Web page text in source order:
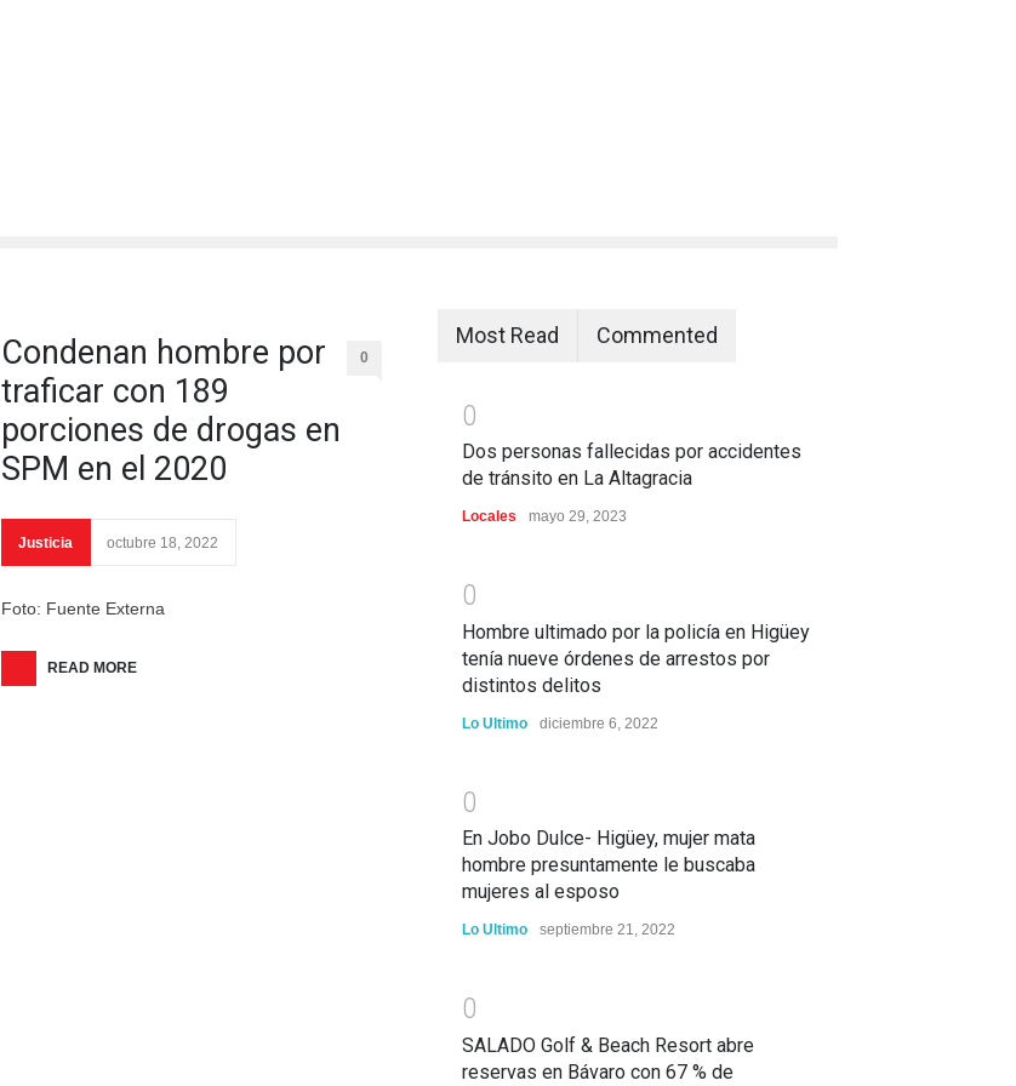
Condenan hombre por
traficar con 189
porciones de drogas en
SPM en el 2020
0
Justicia octubre 18, 2022
Foto: Fuente Externa
READ MORE
Most Read Commented
0
Dos personas fallecidas por accidentes
de tránsito en La Altagracia
Locales mayo 29, 2023
0
Hombre ultimado por la policía en Higüey
tenía nueve órdenes de arrestos por
distintos delitos
Lo Ultimo diciembre 6, 2022
0
En Jobo Dulce- Higüey, mujer mata
hombre presuntamente le buscaba
mujeres al esposo
Lo Ultimo septiembre 21, 2022
0
SALADO Golf & Beach Resort abre
reservas en Bávaro con 67 % de